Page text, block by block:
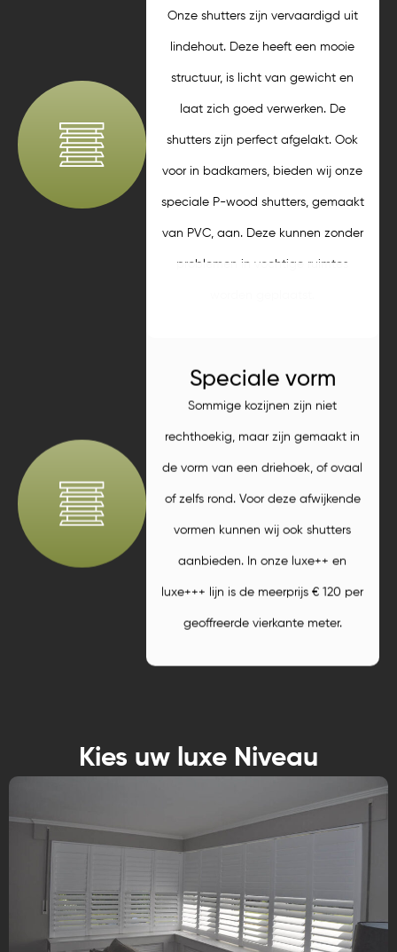
Onze shutters zijn vervaardigd uit
lindehout. Deze heeft een mooie
structuur, is licht van gewicht en
laat zich goed verwerken. De
shutters zijn perfect afgelakt. Ook
voor in badkamers, bieden wij onze
speciale P-wood shutters, gemaakt
van PVC, aan. Deze kunnen zonder
problemen in vochtige ruimtes
Speciale vorm
Sommige kozijnen zijn niet
rechthoekig, maar zijn gemaakt in
de vorm van een driehoek, of ovaal
of zelfs rond. Voor deze afwijkende
vormen kunnen wij ook shutters
aanbieden. In onze luxe++ en
luxe+++ lijn is de meerprijs € 120 per
geoffreerde vierkante meter.
Kies uw luxe Niveau